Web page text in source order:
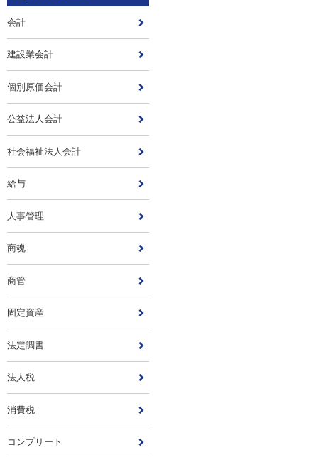
会計
建設業会計
個別原価会計
公益法人会計
社会福祉法人会計
給与
人事管理
商魂
商管
固定資産
法定調書
法人税
消費税
コンプリート